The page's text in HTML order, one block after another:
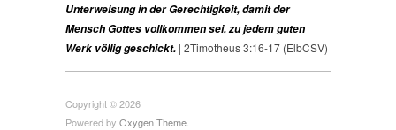
Unterweisung in der Gerechtigkeit, damit der
Mensch Gottes vollkommen sei, zu jedem guten
Werk völlig geschickt. | 2Timotheus 3:16-17 (ElbCSV)
Copyright © 2026
Powered by Oxygen Theme